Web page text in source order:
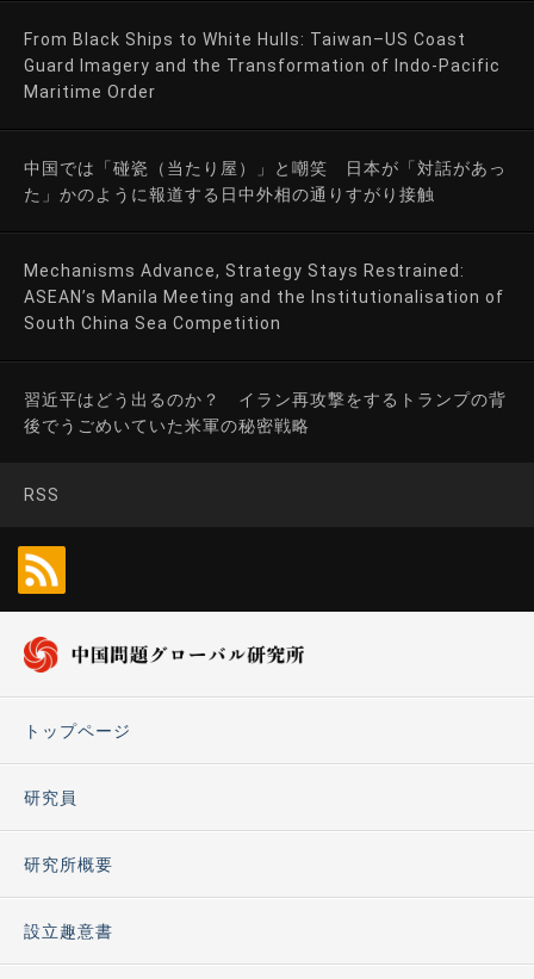
From Black Ships to White Hulls: Taiwan–US Coast
Guard Imagery and the Transformation of Indo-Pacific
Maritime Order
中国では「碰瓷（当たり屋）」と嘲笑 日本が「対話があっ
た」かのように報道する日中外相の通りすがり接触
Mechanisms Advance, Strategy Stays Restrained:
ASEAN’s Manila Meeting and the Institutionalisation of
South China Sea Competition
習近平はどう出るのか？ イラン再攻撃をするトランプの背
後でうごめいていた米軍の秘密戦略
RSS
トップページ
研究員
研究所概要
設立趣意書